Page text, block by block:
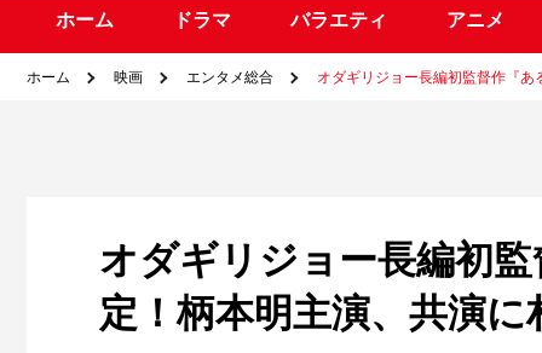
ホーム ドラマ バラエティ アニメ
ホーム 映画 エンタメ総合 オダギリジョー長編初監督作『
オダギリジョー長編初
定！柄本明主演、共演に